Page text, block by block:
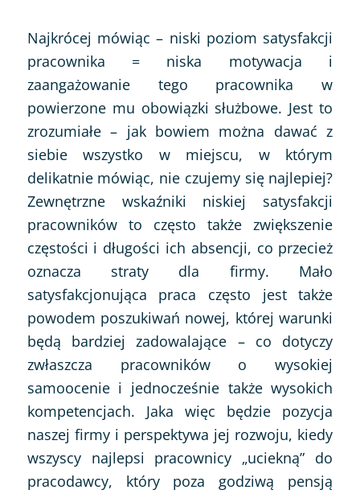
Najkrócej mówiąc – niski poziom satysfakcji
pracownika = niska motywacja i
zaangażowanie tego pracownika w
powierzone mu obowiązki służbowe. Jest to
zrozumiałe – jak bowiem można dawać z
siebie wszystko w miejscu, w którym
delikatnie mówiąc, nie czujemy się najlepiej?
Zewnętrzne wskaźniki niskiej satysfakcji
pracowników to często także zwiększenie
częstości i długości ich absencji, co przecież
oznacza straty dla firmy. Mało
satysfakcjonująca praca często jest także
powodem poszukiwań nowej, której warunki
będą bardziej zadowalające – co dotyczy
zwłaszcza pracowników o wysokiej
samoocenie i jednocześnie także wysokich
kompetencjach. Jaka więc będzie pozycja
naszej firmy i perspektywa jej rozwoju, kiedy
wszyscy najlepsi pracownicy „uciekną” do
pracodawcy, który poza godziwą pensją